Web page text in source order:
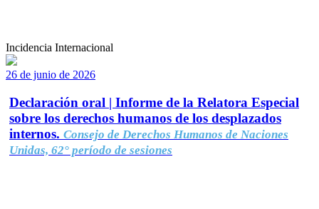
Incidencia Internacional
26 de junio de 2026
Declaración oral | Informe de la Relatora Especial
sobre los derechos humanos de los desplazados
internos. Consejo de Derechos Humanos de Naciones
Unidas, 62° período de sesiones